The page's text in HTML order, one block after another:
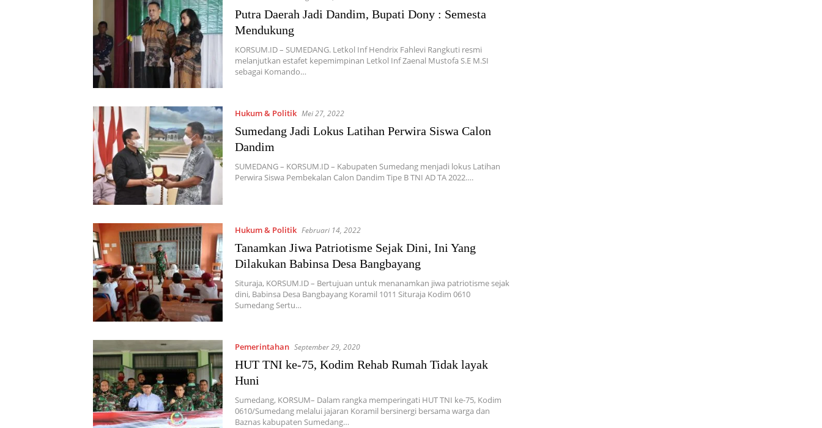
Putra Daerah Jadi Dandim, Bupati Dony : Semesta
Mendukung
KORSUM.ID – SUMEDANG. Letkol Inf Hendrix Fahlevi Rangkuti resmi
melanjutkan estafet kepemimpinan Letkol Inf Zaenal Mustofa S.E M.SI
sebagai Komando…
Hukum & Politik Mei 27, 2022
Sumedang Jadi Lokus Latihan Perwira Siswa Calon
Dandim
SUMEDANG – KORSUM.ID – Kabupaten Sumedang menjadi lokus Latihan
Perwira Siswa Pembekalan Calon Dandim Tipe B TNI AD TA 2022….
Hukum & Politik Februari 14, 2022
Tanamkan Jiwa Patriotisme Sejak Dini, Ini Yang
Dilakukan Babinsa Desa Bangbayang
Situraja, KORSUM.ID – Bertujuan untuk menanamkan jiwa patriotisme sejak
dini, Babinsa Desa Bangbayang Koramil 1011 Situraja Kodim 0610
Sumedang Sertu…
Pemerintahan September 29, 2020
HUT TNI ke-75, Kodim Rehab Rumah Tidak layak
Huni
Sumedang, KORSUM– Dalam rangka memperingati HUT TNI ke-75, Kodim
0610/Sumedang melalui jajaran Koramil bersinergi bersama warga dan
Baznas kabupaten Sumedang…